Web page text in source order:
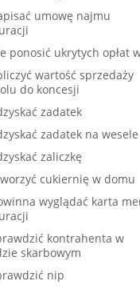
umowę najmu
ponosić ukrytych opłat
wartość sprzedaży
do koncesji
zadatek
zadatek na wesele
zaliczkę
cukiernię w domu
wyglądać karta
kontrahenta w
skarbowym
nip